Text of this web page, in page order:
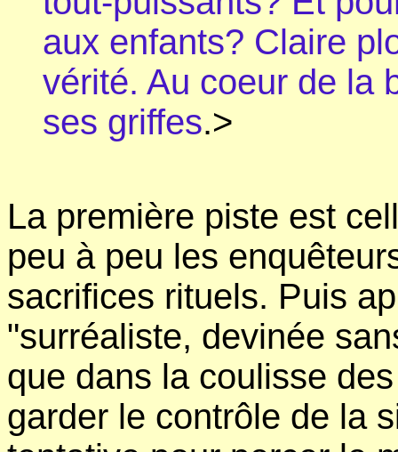
aux enfants? Claire
vérité. Au coeur de la
ses griffes.>
La première piste est
peu à peu les
sacrifices rituels. Puis
"surréaliste, devinée
que dans la coulisse
garder le contrôle de la